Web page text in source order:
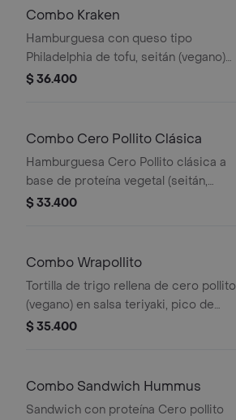
bebida
Combo Kraken
Hamburguesa con queso tipo
Philadelphia de tofu, seitán (vegano)
desmechado marinado en reducción
+ acompañamientos + bebida
$ 36.400
Combo Cero Pollito Clásica
Hamburguesa Cero Pollito clásica a
base de proteína vegetal (seitán,
vegano) mermelada de pimentón,
$ 33.400
Combo Wrapollito
Tortilla de trigo rellena de cero pollito
(vegano) en salsa teriyaki, pico de
gallo, aguacate, lechuga, salsa
$ 35.400
Combo Sandwich Hummus
Sandwich con proteína Cero pollito